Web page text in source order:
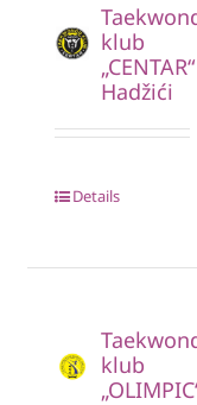
klub
„CENTAR“
Hadžići
Details
klub